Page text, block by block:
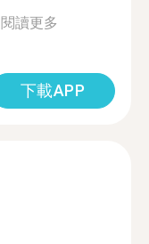
閱讀更多
下載APP